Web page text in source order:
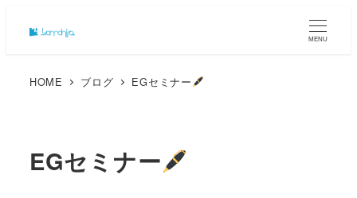
MENU
HOME ブログ EGセミナー
EGセミナー